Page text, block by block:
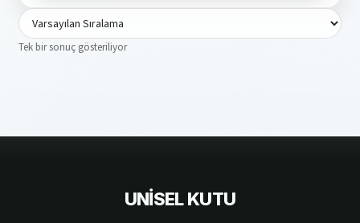
Tek bir sonuç gösteriliyor
UNİSEL KUTU